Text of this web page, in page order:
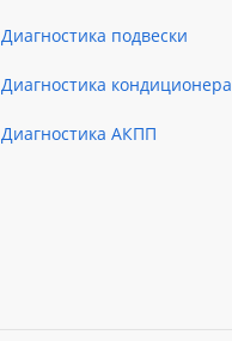
Диагностика подвески
Диагностика кондиционера
Диагностика АКПП